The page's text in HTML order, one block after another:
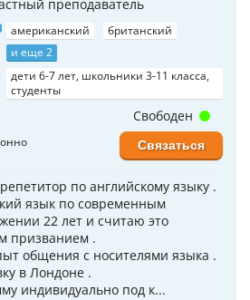
преподаватель
американский
британский
и еще 2
дети 6-7 лет, школьники 3-11 класса,
студенты
по английскому языку .
язык по современным
22 лет и считаю это
призванием .
общения с носителями языка .
в Лондоне .
индивидуально под к...
Свободен
Связаться